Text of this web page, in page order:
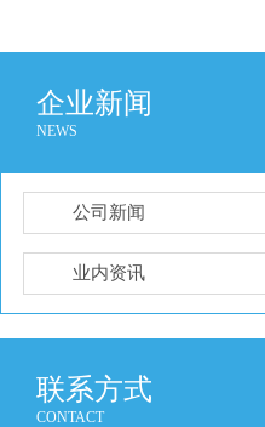
企业新闻
NEWS
公司新闻
业内资讯
联系方式
CONTACT